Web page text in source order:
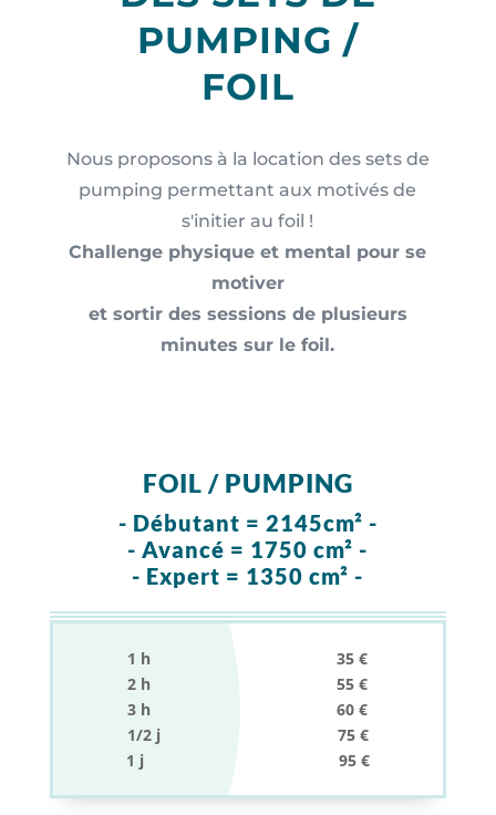
PUMPING /
FOIL
Nous proposons à la location des sets de
pumping permettant aux motivés de
s'initier au foil !
Challenge physique et mental pour se
motiver
et sortir des sessions de plusieurs
minutes sur le foil.
FOIL / PUMPING
- Débutant = 2145cm² -
- Avancé = 1750 cm² -
- Expert = 1350 cm² -
1 h 35 €
2 h 55 €
3 h 60 €
1/2 j 75 €
1 j 95 €